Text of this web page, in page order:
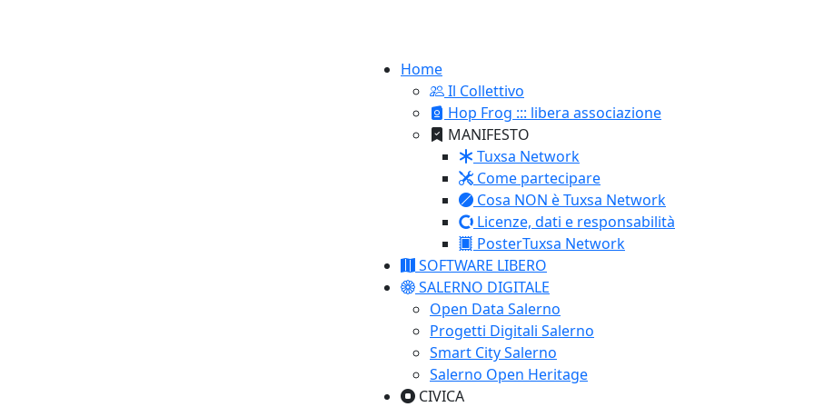
Home
Il Collettivo
Hop Frog ::: libera associazione
MANIFESTO
Tuxsa Network
Come partecipare
Cosa NON è Tuxsa Network
Licenze, dati e responsabilità
PosterTuxsa Network
SOFTWARE LIBERO
SALERNO DIGITALE
Open Data Salerno
Progetti Digitali Salerno
Smart City Salerno
Salerno Open Heritage
CIVICA